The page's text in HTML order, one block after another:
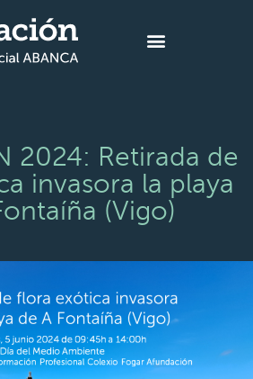
2024: Retirada de
invasora la playa
(Vigo)